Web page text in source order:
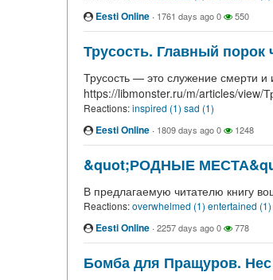
Eesti Online · 1761 days ago 0 550
Трусость. Главный порок
Трусость — это служение смерти
https://libmonster.ru/m/articles/view/
Reactions: inspired (1) sad (1)
Eesti Online · 1809 days ago 0 1248
&quot;РОДНЫЕ
В предлагаемую читателю книгу
Reactions: overwhelmed (1) entertained (1)
Eesti Online · 2257 days ago 0 778
Бомба для Пращуров.